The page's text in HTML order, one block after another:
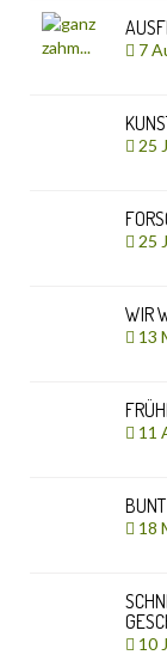
7
25
25
WIR
13
11
18
10